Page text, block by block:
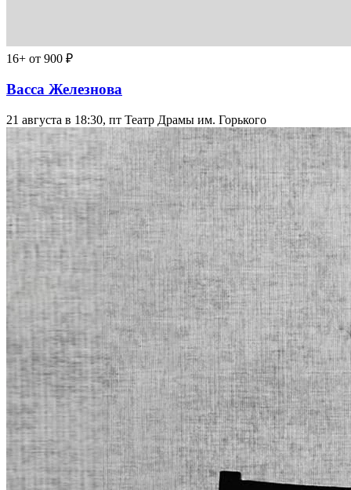
16+ от 900 ₽
Васса Железнова
21 августа в 18:30, пт Театр Драмы им. Горького